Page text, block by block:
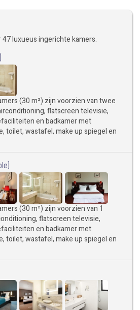
luxueus ingerichte kamers.
(30 m²) zijn voorzien van twee
flatscreen televisie,
en badkamer met
toilet, wastafel, make up spiegel en
(30 m²) zijn voorzien van 1
flatscreen televisie,
en badkamer met
toilet, wastafel, make up spiegel en